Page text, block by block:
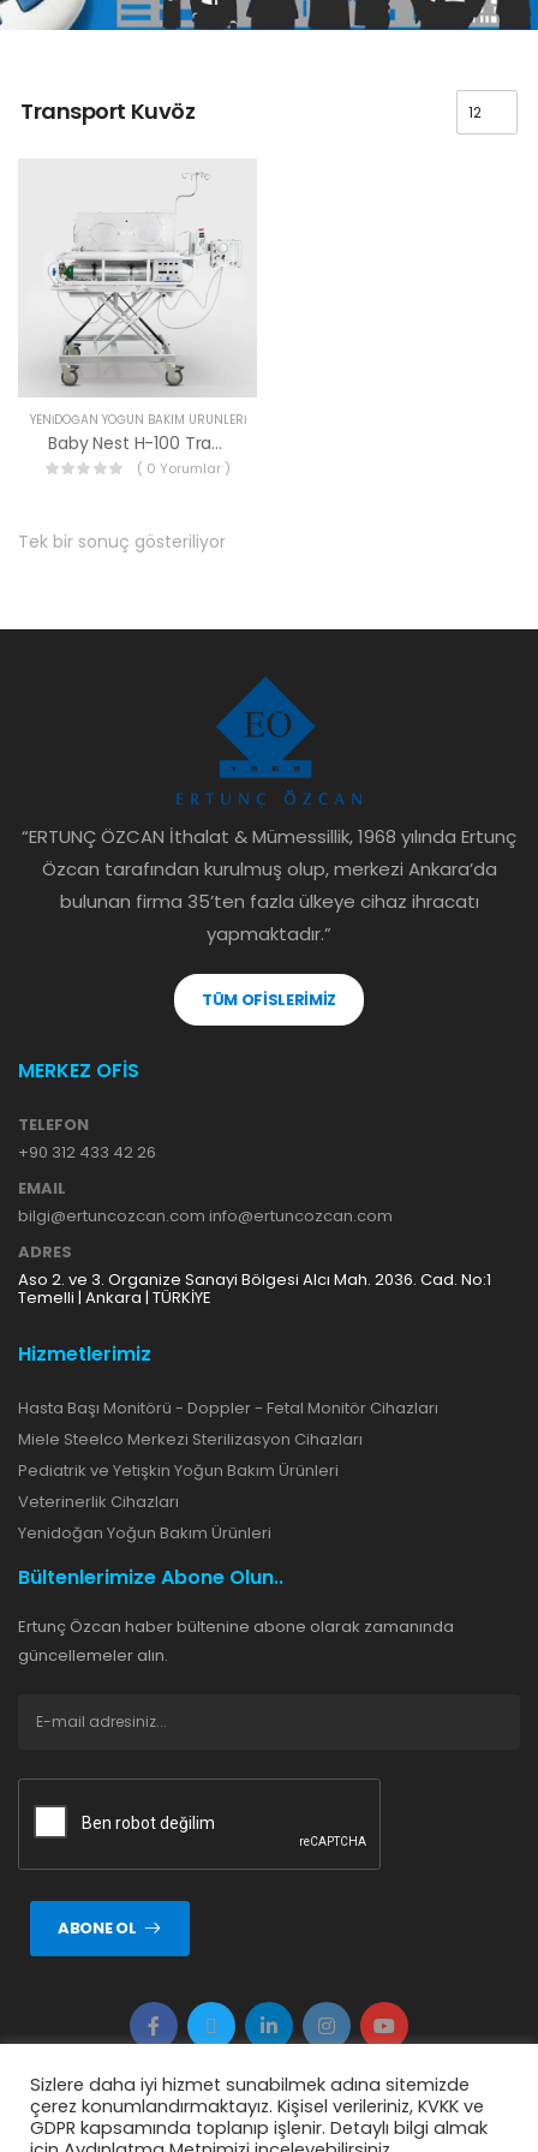
Transport Kuvöz
YENIDOĞAN YOĞUN BAKIM ÜRÜNLERI
Baby Nest H-100 Transport Kuvöz
( 0 Yorumlar )
Tek bir sonuç gösteriliyor
“ERTUNÇ ÖZCAN İthalat & Mümessillik, 1968 yılında Ertunç
Özcan tarafından kurulmuş olup, merkezi Ankara’da
bulunan firma 35’ten fazla ülkeye cihaz ihracatı
yapmaktadır.”
TÜM OFİSLERİMİZ
MERKEZ OFİS
TELEFON
+90 312 433 42 26
EMAIL
bilgi@ertuncozcan.com info@ertuncozcan.com
ADRES
Aso 2. ve 3. Organize Sanayi Bölgesi Alcı Mah. 2036. Cad. No:1
Temelli | Ankara | TÜRKİYE
Hizmetlerimiz
Hasta Başı Monitörü - Doppler - Fetal Monitör Cihazları
Miele Steelco Merkezi Sterilizasyon Cihazları
Pediatrik ve Yetişkin Yoğun Bakım Ürünleri
Veterinerlik Cihazları
Yenidoğan Yoğun Bakım Ürünleri
Bültenlerimize Abone Olun..
Ertunç Özcan haber bültenine abone olarak zamanında
güncellemeler alın.
ABONE OL
Copyright © 2026 ERTUNÇ ÖZCAN Tüm Hakkı Saklıdır.
Sizlere daha iyi hizmet sunabilmek adına sitemizde
çerez konumlandırmaktayız. Kişisel verileriniz, KVKK ve
GDPR kapsamında toplanıp işlenir. Detaylı bilgi almak